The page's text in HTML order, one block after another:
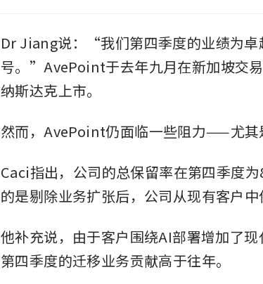
Dr Jiang说：“我们第四季度的业绩为卓
号。”AvePoint于去年九月在新加坡交
纳斯达克上市。
然而，AvePoint仍面临一些阻力——尤其
Caci指出，公司的总保留率在第四季度
的是剔除业务扩张后，公司从现有客户中
他补充说，由于客户围绕AI部署增加了
第四季度的迁移业务贡献高于往年。